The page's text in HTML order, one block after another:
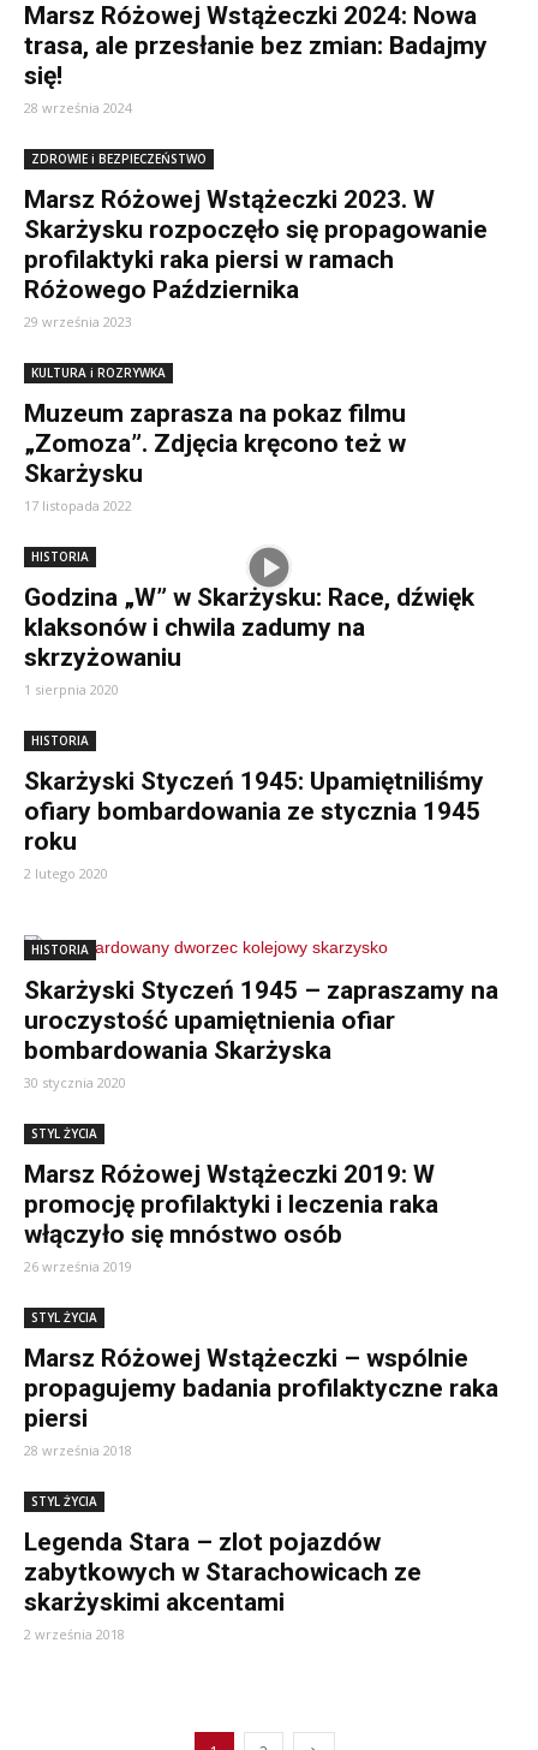
Marsz Różowej Wstążeczki 2024: Nowa
trasa, ale przesłanie bez zmian: Badajmy
się!
28 września 2024
ZDROWIE i BEZPIECZEŃSTWO
Marsz Różowej Wstążeczki 2023. W
Skarżysku rozpoczęło się propagowanie
profilaktyki raka piersi w ramach
Różowego Października
29 września 2023
KULTURA i ROZRYWKA
Muzeum zaprasza na pokaz filmu
„Zomoza”. Zdjęcia kręcono też w
Skarżysku
17 listopada 2022
HISTORIA
Godzina „W” w Skarżysku: Race, dźwięk
klaksonów i chwila zadumy na
skrzyżowaniu
1 sierpnia 2020
HISTORIA
Skarżyski Styczeń 1945: Upamiętniliśmy
ofiary bombardowania ze stycznia 1945
roku
2 lutego 2020
HISTORIA
Skarżyski Styczeń 1945 – zapraszamy na
uroczystość upamiętnienia ofiar
bombardowania Skarżyska
30 stycznia 2020
STYL ŻYCIA
Marsz Różowej Wstążeczki 2019: W
promocję profilaktyki i leczenia raka
włączyło się mnóstwo osób
26 września 2019
STYL ŻYCIA
Marsz Różowej Wstążeczki – wspólnie
propagujemy badania profilaktyczne raka
piersi
28 września 2018
STYL ŻYCIA
Legenda Stara – zlot pojazdów
zabytkowych w Starachowicach ze
skarżyskimi akcentami
2 września 2018